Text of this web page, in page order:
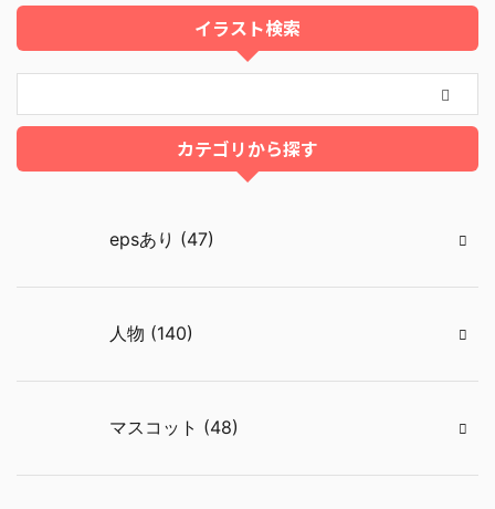
イラスト検索
カテゴリから探す
epsあり (47)
人物 (140)
マスコット (48)